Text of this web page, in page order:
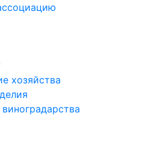
хозяйства